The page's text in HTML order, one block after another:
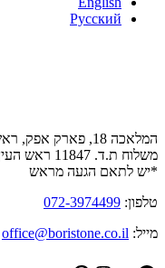
Русский
המלאכה 18, פארק אפק, ראש העין
משלוח ת.ד. 11847 ראש העין 4809148
*יש לתאם הגעה מראש
טלפון: 072-3974499
מייל: office@boristone.co.il